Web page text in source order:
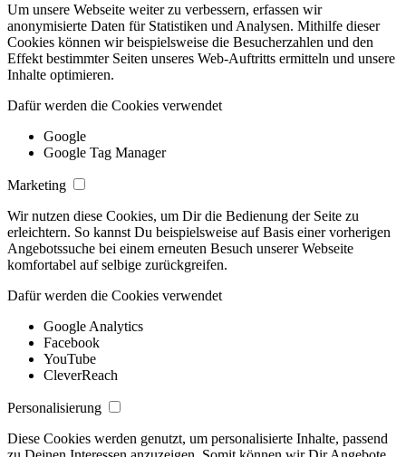
Um unsere Webseite weiter zu verbessern, erfassen wir
anonymisierte Daten für Statistiken und Analysen. Mithilfe dieser
Cookies können wir beispielsweise die Besucherzahlen und den
Effekt bestimmter Seiten unseres Web-Auftritts ermitteln und unsere
Inhalte optimieren.
Dafür werden die Cookies verwendet
Google
Google Tag Manager
Marketing
Wir nutzen diese Cookies, um Dir die Bedienung der Seite zu
erleichtern. So kannst Du beispielsweise auf Basis einer vorherigen
Angebotssuche bei einem erneuten Besuch unserer Webseite
komfortabel auf selbige zurückgreifen.
Dafür werden die Cookies verwendet
Google Analytics
Facebook
YouTube
CleverReach
Personalisierung
Diese Cookies werden genutzt, um personalisierte Inhalte, passend